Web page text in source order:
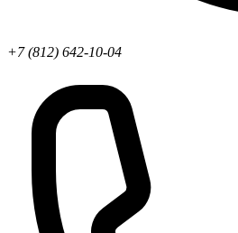
+7 (812) 642-10-04